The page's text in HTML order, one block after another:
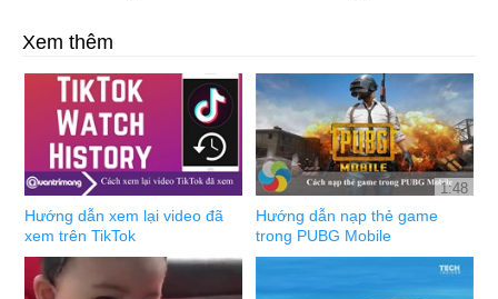
Xem thêm
Hướng dẫn xem lại video đã
xem trên TikTok
1:48
Hướng dẫn nạp thẻ game
trong PUBG Mobile